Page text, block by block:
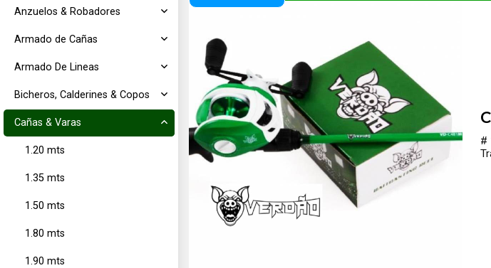
Anzuelos & Robadores
Armado de Cañas
Armado De Lineas
Bicheros, Calderines & Copos
Cañas & Varas
1.20 mts
1.35 mts
1.50 mts
1.80 mts
1.90 mts
#